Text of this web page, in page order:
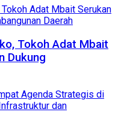
Tokoh Adat Mbait
Dukung